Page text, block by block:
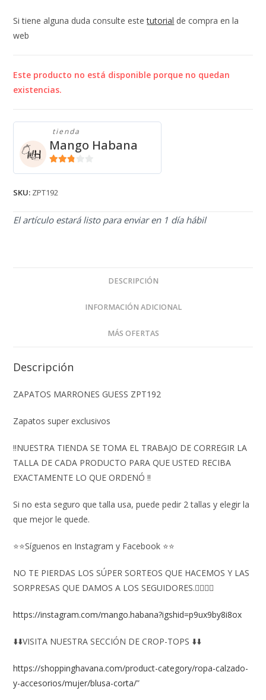
Si tiene alguna duda consulte estetutorial de compra en la
web
Este producto no está disponible porque no quedan
existencias.
tienda
Mango Habana
SKU: ZPT192
El artículo estará listo para enviar en 1 día hábil
DESCRIPCIÓN
INFORMACIÓN ADICIONAL
MÁS OFERTAS
Descripción
ZAPATOS MARRONES GUESS ZPT192
Zapatos super exclusivos
‼️NUESTRA TIENDA SE TOMA EL TRABAJO DE CORREGIR LA
TALLA DE CADA PRODUCTO PARA QUE USTED RECIBA
EXACTAMENTE LO QUE ORDENÓ ‼️
Si no esta seguro que talla usa, puede pedir 2 tallas y elegir la
que mejor le quede.
⭐⭐Síguenos en Instagram y Facebook ⭐⭐
NO TE PIERDAS LOS SÚPER SORTEOS QUE HACEMOS Y LAS
SORPRESAS QUE DAMOS A LOS SEGUIDORES.👇🏻👇🏻
https://instagram.com/mango.habana?igshid=p9ux9by8i8ox
⬇️⬇️VISITA NUESTRA SECCIÓN DE CROP-TOPS ⬇️⬇️
https://shoppinghavana.com/product-category/ropa-calzado-
y-accesorios/mujer/blusa-corta/”